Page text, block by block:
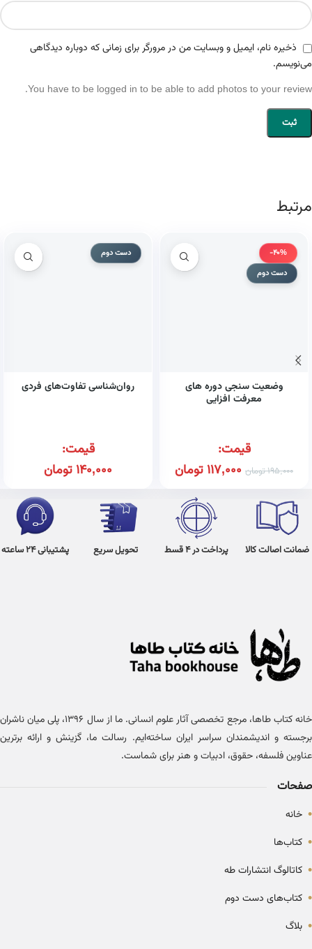
ذخیره نام، ایمیل و وبسایت من در مرورگر برای زمانی که دوباره دیدگاهی
می‌نویسم.
You have to be logged in to be able to add photos to your review.
مرتبط
-40%
دست دوم
وضعیت سنجی دوره های
معرفت افزایی
قیمت:
195,000تومان 117,000تومان
دست دوم
روان‌شناسی تفاوت‌های فردی
قیمت:
140,000تومان
ضمانت اصالت کالا پرداخت در 4 قسط تحویل سریع پشتیبانی 24 ساعته
خانه کتاب طاها، مرجع تخصصی آثار علوم انسانی. ما از سال ۱۳۹۶، پلی میان ناشران
برجسته و اندیشمندان سراسر ایران ساخته‌ایم. رسالت ما، گزینش و ارائه برترین
عناوین فلسفه، حقوق، ادبیات و هنر برای شماست.
صفحات
• خانه
• کتاب‌ها
• کاتالوگ انتشارات طه
• کتاب‌های دست دوم
• بلاگ